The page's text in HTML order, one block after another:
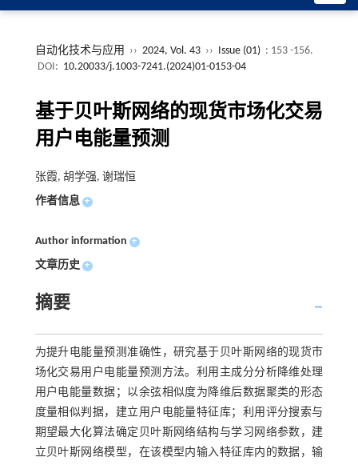
自动化技术与应用 ›› 2024, Vol. 43 ›› Issue (01) : 153 -156.
DOI: 10.20033/j.1003-7241.(2024)01-0153-04
基于贝叶斯网络的现货市场化交易
用户电能量预测
张霞, 胡学强, 谢瑞恒
作者信息 +
Author information +
文章历史 +
摘要
为提升电能量预测准确性，研究基于贝叶斯网络的现货市
场化交易用户电能量预测方法。利用主成分分析降维处理
用户电能量数据；以余弦相似度为降维后数据聚类的形态
度量相似判据，建立用户电能量特征库；利用评分搜索与
期望最大化算法确定贝叶斯网络结构与学习网络参数，建
立贝叶斯网络模型，在该模型内输入特征库内的数据，输